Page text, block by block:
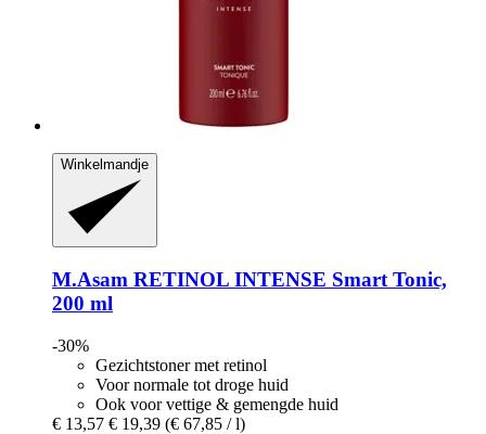
Winkelmandje
M.Asam RETINOL INTENSE Smart Tonic,
200 ml
-30%
Gezichtstoner met retinol
Voor normale tot droge huid
Ook voor vettige & gemengde huid
€ 13,57 € 19,39 (€ 67,85 / l)